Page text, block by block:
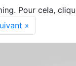
Pour cela,
»